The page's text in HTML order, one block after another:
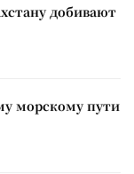
добивают
морскому пути